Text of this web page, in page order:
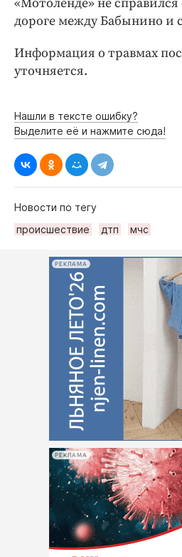
«Мотоленде» не
дороге между Бабынино и
Информация о травмах
уточняется.
Нашли в тексте ошибку?
Выделите её и нажмите сюда!
Новости по тегу
происшествие
дтп мчс
РЕКЛАМА
РЕКЛАМА